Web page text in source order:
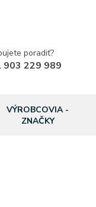
poradiť?
903 229 989
VÝROBCOVIA -
ZNAČKY